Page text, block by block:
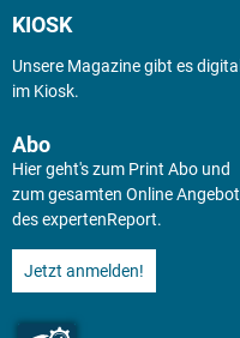
KIOSK
Unsere Magazine gibt es digital
im Kiosk.
Abo
Hier geht's zum Print Abo und
zum gesamten Online Angebot
des expertenReport.
Jetzt anmelden!